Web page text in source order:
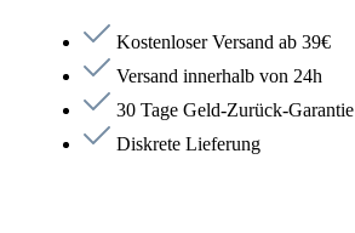
Kostenloser Versand ab 39€
Versand innerhalb von 24h
30 Tage Geld-Zurück-Garantie
Diskrete Lieferung